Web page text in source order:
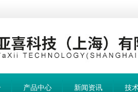
产品中心 新闻资讯 技